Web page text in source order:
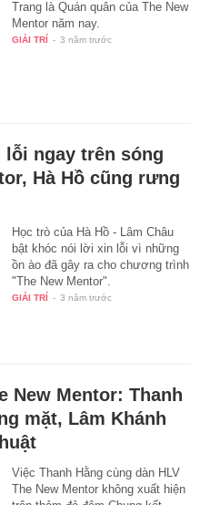
Mentor năm nay.
GIẢI TRÍ - 3 năm trước
Hà Hồ cũng rưng
bật khóc nói lời xin lỗi vì những
ồn ào đã gây ra cho chương trình
"The New Mentor".
GIẢI TRÍ - 3 năm trước
mặt, Lâm Khánh
The New Mentor không xuất hiện
trên thảm đỏ đêm Chung kết